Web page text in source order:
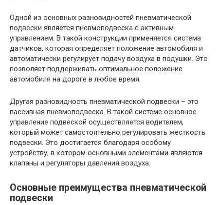
Одной из основных разновидностей пневматической
подвески является пневмоподвеска с активным
управлением. В такой конструкции применяется система
датчиков, которая определяет положение автомобиля и
автоматически регулирует подачу воздуха в подушки. Это
позволяет поддерживать оптимальное положение
автомобиля на дороге в любое время.
Другая разновидность пневматической подвески – это
пассивная пневмоподвеска. В такой системе основное
управление подвеской осуществляется водителем,
который может самостоятельно регулировать жесткость
подвески. Это достигается благодаря особому
устройству, в котором основными элементами являются
клапаны и регуляторы давления воздуха.
Основные преимущества пневматической
подвески